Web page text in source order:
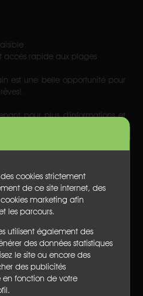
des cookies strictement
de ce site internet, des
marketing afin
les parcours.
utilisent également des
des données statistiques
le site ou encore des
des publicités
en fonction de votre
accès rapide aux plages
est une belle opportunité pour
pour plus d'informations et